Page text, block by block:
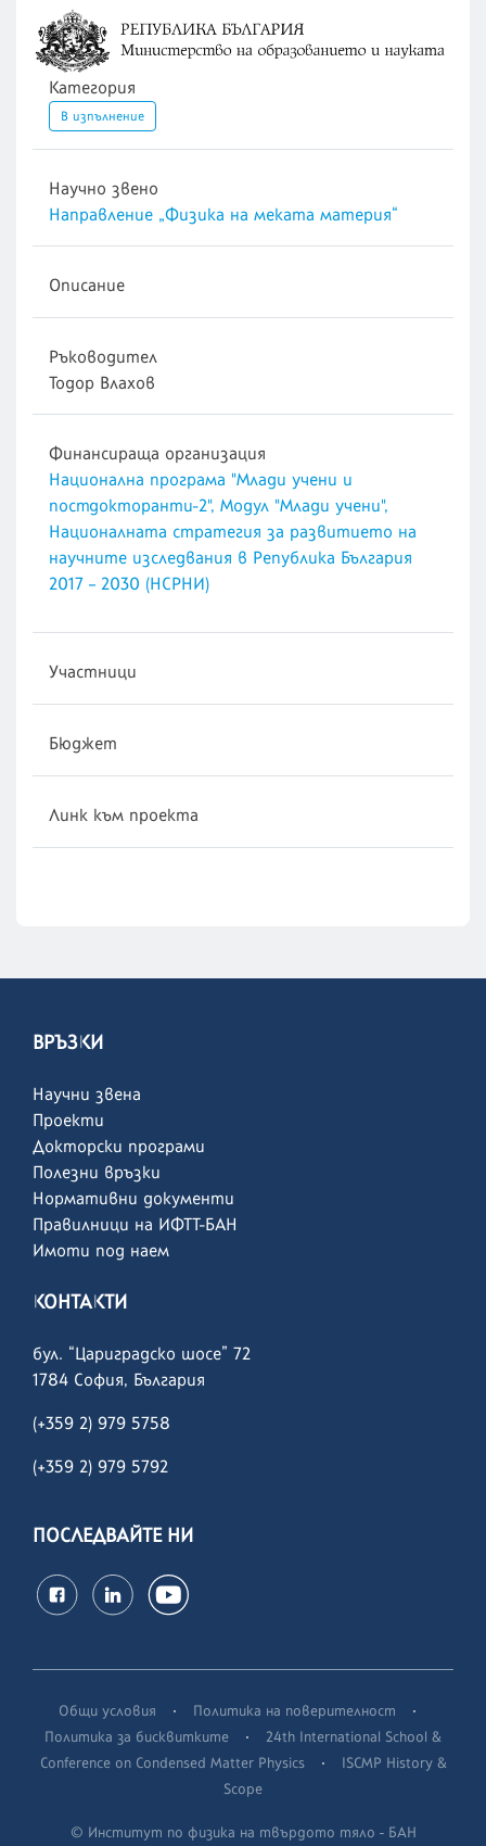
Категория
В изпълнение
Научно звено
Направление „Физика на меката материя“
Описание
Ръководител
Тодор Влахов
Финансираща организация
Национална програма "Млади учени и
постдокторанти-2", Модул "Млади учени",
Националната стратегия за развитието на
научните изследвания в Република България
2017 – 2030 (НСРНИ)
Участници
Бюджет
Линк към проекта
ВРЪЗКИ
Научни звена
Проекти
Докторски програми
Полезни връзки
Нормативни документи
Правилници на ИФТТ-БАН
Имоти под наем
КОНТАКТИ
бул. “Цариградско шосе” 72
1784 София, България
(+359 2) 979 5758
(+359 2) 979 5792
ПОСЛЕДВАЙТЕ НИ
Общи условия · Политика на поверителност ·
Политика за бисквитките ·
24th International School &
Conference on Condensed Matter Physics·
ISCMP History &
Scope
© Институт по физика на твърдото тяло - БАН